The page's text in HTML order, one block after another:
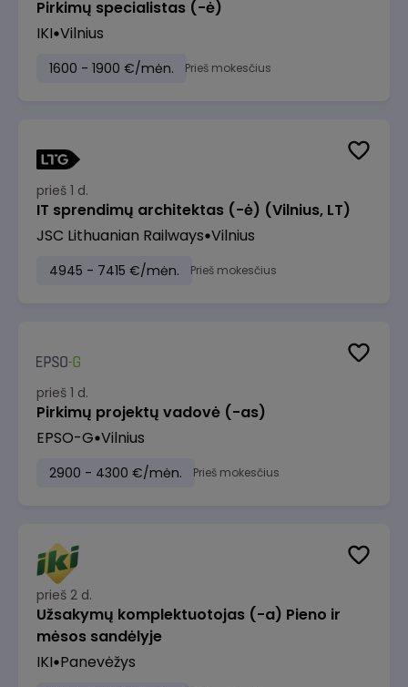
Pirkimų specialistas (-ė)
IKI Vilnius
1600 - 1900 €/mėn. Prieš mokesčius
prieš 1 d.
IT sprendimų architektas (-ė) (Vilnius, LT)
JSC Lithuanian Railways Vilnius
4945 - 7415 €/mėn. Prieš mokesčius
prieš 1 d.
Pirkimų projektų vadovė (-as)
EPSO-G Vilnius
2900 - 4300 €/mėn. Prieš mokesčius
prieš 2 d.
Užsakymų komplektuotojas (-a) Pieno ir
mėsos sandėlyje
IKI Panevėžys